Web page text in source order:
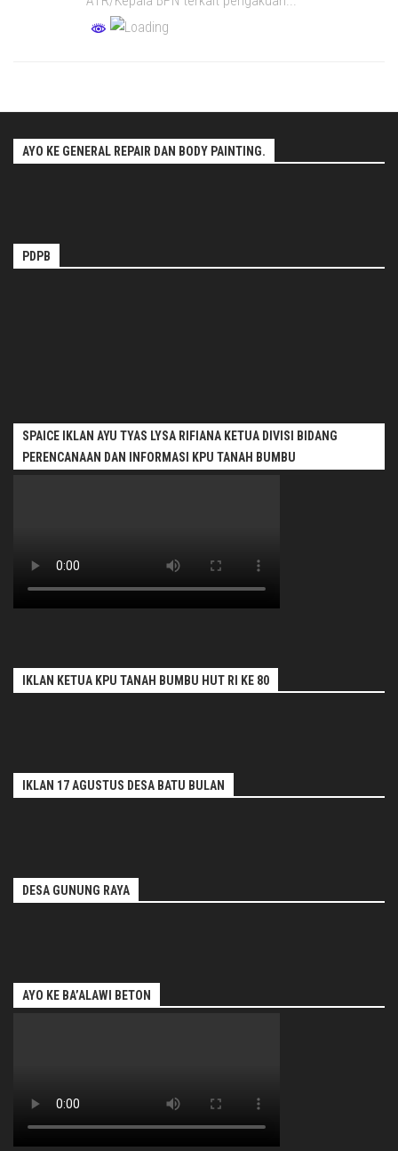
AYO KE GENERAL REPAIR DAN BODY PAINTING.
PDPB
SPAICE IKLAN AYU TYAS LYSA RIFIANA KETUA DIVISI BIDANG
PERENCANAAN DAN INFORMASI KPU TANAH BUMBU
IKLAN KETUA KPU TANAH BUMBU HUT RI KE 80
IKLAN 17 AGUSTUS DESA BATU BULAN
DESA GUNUNG RAYA
AYO KE BA’ALAWI BETON